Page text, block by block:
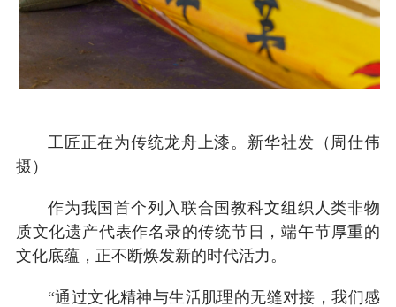
工匠正在为传统龙舟上漆。新华社发（周仕伟
摄）
作为我国首个列入联合国教科文组织人类非物
质文化遗产代表作名录的传统节日，端午节厚重的
文化底蕴，正不断焕发新的时代活力。
“通过文化精神与生活肌理的无缝对接，我们感